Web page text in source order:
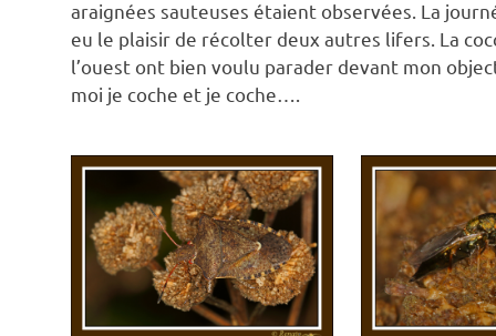
araignées sauteuses étaient observées. La
eu le plaisir de récolter deux autres lifers. La
l’ouest ont bien voulu parader devant mon
moi je coche et je coche….